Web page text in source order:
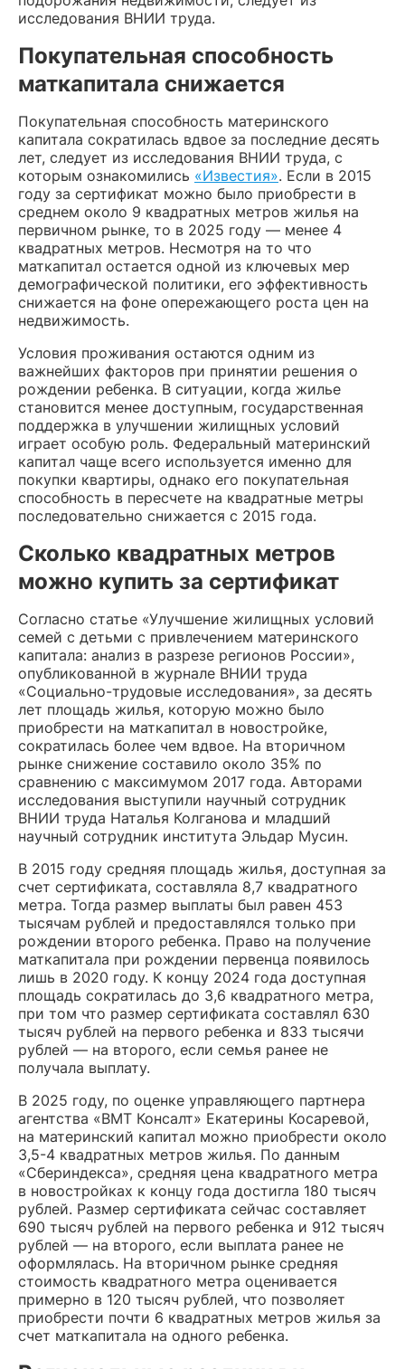
исследования ВНИИ труда.
Покупательная способность
маткапитала снижается
Покупательная способность материнского
капитала сократилась вдвое за последние десять
лет, следует из исследования ВНИИ труда, с
которым ознакомились «Известия». Если в 2015
году за сертификат можно было приобрести в
среднем около 9 квадратных метров жилья на
первичном рынке, то в 2025 году — менее 4
квадратных метров. Несмотря на то что
маткапитал остается одной из ключевых мер
демографической политики, его эффективность
снижается на фоне опережающего роста цен на
недвижимость.
Условия проживания остаются одним из
важнейших факторов при принятии решения о
рождении ребенка. В ситуации, когда жилье
становится менее доступным, государственная
поддержка в улучшении жилищных условий
играет особую роль. Федеральный материнский
капитал чаще всего используется именно для
покупки квартиры, однако его покупательная
способность в пересчете на квадратные метры
последовательно снижается с 2015 года.
Сколько квадратных метров
можно купить за сертификат
Согласно статье «Улучшение жилищных условий
семей с детьми с привлечением материнского
капитала: анализ в разрезе регионов России»,
опубликованной в журнале ВНИИ труда
«Социально-трудовые исследования», за десять
лет площадь жилья, которую можно было
приобрести на маткапитал в новостройке,
сократилась более чем вдвое. На вторичном
рынке снижение составило около 35% по
сравнению с максимумом 2017 года. Авторами
исследования выступили научный сотрудник
ВНИИ труда Наталья Колганова и младший
научный сотрудник института Эльдар Мусин.
В 2015 году средняя площадь жилья, доступная за
счет сертификата, составляла 8,7 квадратного
метра. Тогда размер выплаты был равен 453
тысячам рублей и предоставлялся только при
рождении второго ребенка. Право на получение
маткапитала при рождении первенца появилось
лишь в 2020 году. К концу 2024 года доступная
площадь сократилась до 3,6 квадратного метра,
при том что размер сертификата составлял 630
тысяч рублей на первого ребенка и 833 тысячи
рублей — на второго, если семья ранее не
получала выплату.
В 2025 году, по оценке управляющего партнера
агентства «ВМТ Консалт» Екатерины Косаревой,
на материнский капитал можно приобрести около
3,5-4 квадратных метров жилья. По данным
«Сбериндекса», средняя цена квадратного метра
в новостройках к концу года достигла 180 тысяч
рублей. Размер сертификата сейчас составляет
690 тысяч рублей на первого ребенка и 912 тысяч
рублей — на второго, если выплата ранее не
оформлялась. На вторичном рынке средняя
стоимость квадратного метра оценивается
примерно в 120 тысяч рублей, что позволяет
приобрести почти 6 квадратных метров жилья за
счет маткапитала на одного ребенка.